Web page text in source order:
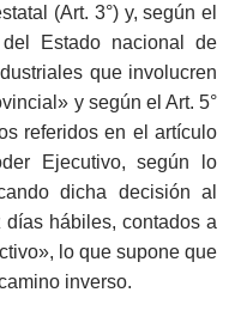
(Art. 3°) y, según el
Estado nacional de
que involucren
y según el Art. 5°
referidos en el artículo
Ejecutivo, según lo
dicha decisión al
hábiles, contados a
lo que supone que
inverso.